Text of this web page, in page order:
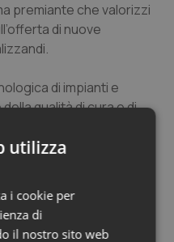
premiante che valorizzi
di nuove
di impianti e
qualità di cura e di
valorizzando le funzioni
quale luogo di
a bassa intensità.
utilizza
i cookie per
di
il nostro sito web